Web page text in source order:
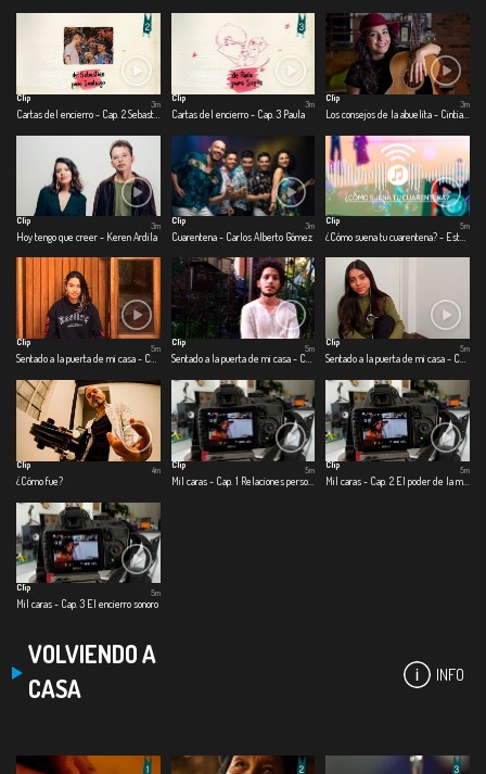
Clip
3m
Clip
Cartas del encierro - Cap. 3 Paula
3m
Clip
3m
Clip
Hoy tengo que creer - Keren Ardila
3m
Clip
Cuarentena - Carlos Alberto Gómez
3m
Clip
5m
Clip
5m
Clip
Sentado a la puerta de mi casa - Cap. 2 Cosas que son
5m
Clip
5m
Clip
¿Cómo fue?
4m
Clip
Mil caras - Cap. 1 Relaciones personales
5m
Clip
5m
Clip
Mil caras - Cap. 3 El encierro sonoro
5m
VOLVIENDO A
CASA
INFO